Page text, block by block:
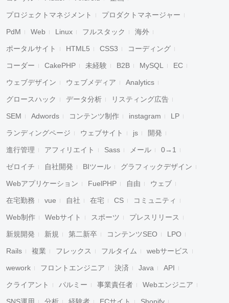
プロジェクトマネジメント プロダクトマネージャー
PdM Web Linux フルスタック 海外
ポータルサイト HTML5 CSS3 コーディング
コーダー CakePHP 未経験 B2B MySQL EC
ウェブデザイン ウェブメディア Analytics
グロースハック データ分析 リスティング広告
SEM Adwords コンテンツ制作 instagram LP
ランディングページ ウェブサイト js 開発
進行管理 アフィリエイト Sass メール 0→1
ゼロイチ 自社開発 BIツール グラフィックデザイン
Webアプリケーション FuelPHP 自由 ウェブ
在宅勤務 vue 自社 在宅 CS コミュニティ
Web制作 Webサイト スポーツ プレスリリース
新規開発 新規 第二新卒 コンテンツSEO LPO
Rails 複業 フレックス フルタイム webサービス
wework フロントエンジニア 決済 Java API
クライアント パルミー 事業責任者 Webエンジニア